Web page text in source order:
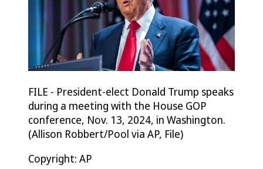
FILE - President-elect Donald Trump speaks
during a meeting with the House GOP
conference, Nov. 13, 2024, in Washington.
(Allison Robbert/Pool via AP, File)
Copyright: AP